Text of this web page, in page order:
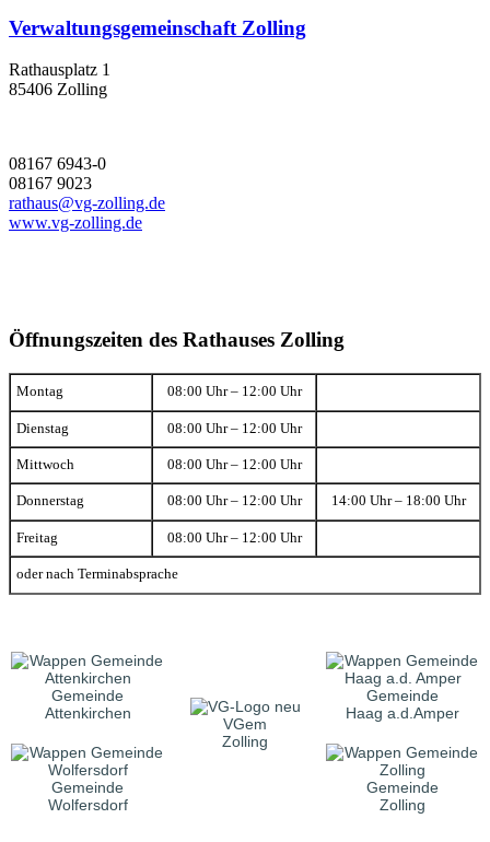
Verwaltungsgemeinschaft Zolling
Rathausplatz 1
85406 Zolling
08167 6943-0
08167 9023
rathaus@vg-zolling.de
www.vg-zolling.de
Öffnungszeiten des Rathauses Zolling
Montag 08:00 Uhr – 12:00 Uhr
Dienstag 08:00 Uhr – 12:00 Uhr
Mittwoch 08:00 Uhr – 12:00 Uhr
Donnerstag 08:00 Uhr – 12:00 Uhr 14:00 Uhr – 18:00 Uhr
Freitag 08:00 Uhr – 12:00 Uhr
oder nach Terminabsprache
Gemeinde
Attenkirchen
VGem
Zolling
Gemeinde
Haag a.d.Amper
Gemeinde
Wolfersdorf
Gemeinde
Zolling